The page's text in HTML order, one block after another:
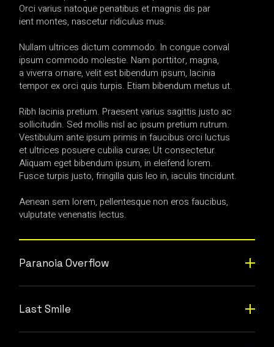
Orci varius natoque penatibus et magnis dis par
ient montes, nascetur ridiculus mus.
Nullam ultrices dictum commodo. In congue conval
ipsum commodo molestie. Nam porttitor, magna,
a viverra ornare, velit est bibendum ipsum, lacinia
tempor ex orci quis turpis. Etiam bibendum metus ut.
Ribh lacinia pretium. Praesent varius sagittis justo ac
sollicitudin. Sed mollis nisl ac ipsum pretium rutrum.
Vestibulum ante ipsum primis in faucibus orci luctus
et ultrices posuere cubilia curae; Ut consectetur.
Aliquam eget bibendum ipsum, in eleifend lorem.
Fusce turpis justo, fringilla quis leo in, iaculis tincidunt.
Aenean sem lorem, pellentesque non eros faucibus,
vulputate venenatis lectus.
Paranoia Overflow
Last Smile